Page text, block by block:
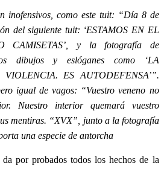
inofensivos, como este tuit: “Día 8 de
del siguiente tuit: ‘ESTAMOS EN EL
CAMISETAS’, y la fotografía de
dibujos y eslóganes como ‘LA
ES AUTODEFENSA’”.
igual de vagos: “Vuestro veneno no
Nuestro interior quemará vuestro
mentiras. “XVX”, junto a la fotografía
una especie de antorcha
por probados todos los hechos de la